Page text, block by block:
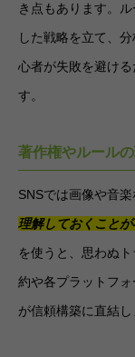
き点もあります。
した戦略を立て、
心者が失敗を避け
す。
著作権やルール
SNSでは画像や音
理解しておくこと
を使うと、思わぬ
約や各プラットフ
が信頼構築に直結し